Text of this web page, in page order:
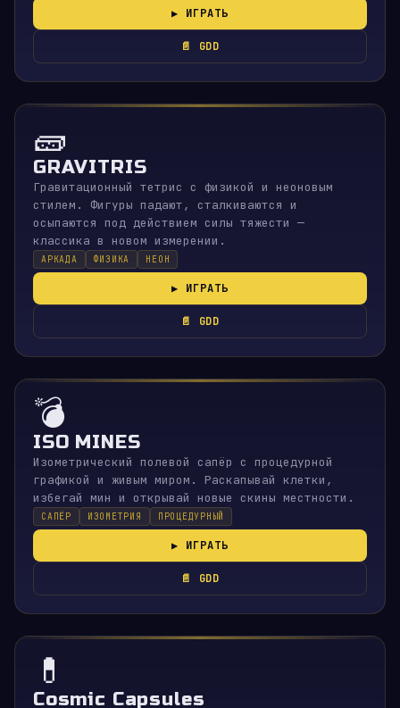
▶ ИГРАТЬ
📄 GDD
🧱
GRAVITRIS
Гравитационный тетрис с физикой и неоновым
стилем. Фигуры падают, сталкиваются и
осыпаются под действием силы тяжести —
классика в новом измерении.
АРКАДА ФИЗИКА НЕОН
▶ ИГРАТЬ
📄 GDD
💣
ISO MINES
Изометрический полевой сапёр с процедурной
графикой и живым миром. Раскапывай клетки,
избегай мин и открывай новые скины местности.
САПЁР ИЗОМЕТРИЯ ПРОЦЕДУРНЫЙ
▶ ИГРАТЬ
📄 GDD
💊
Cosmic Capsules